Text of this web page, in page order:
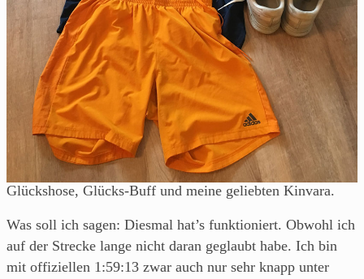
Glückshose, Glücks-Buff und meine geliebten Kinvara.
Was soll ich sagen: Diesmal hat’s funktioniert. Obwohl ich
auf der Strecke lange nicht daran geglaubt habe. Ich bin
mit offiziellen 1:59:13 zwar auch nur sehr knapp unter